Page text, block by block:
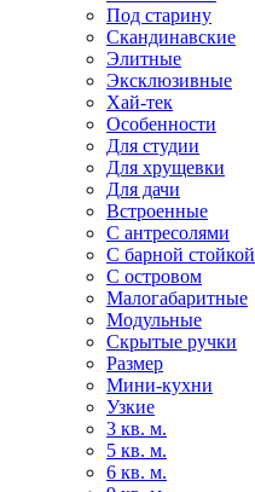
Под старину
Скандинавские
Элитные
Эксклюзивные
Хай-тек
Особенности
Для студии
Для хрущевки
Для дачи
Встроенные
С антресолями
С барной стойкой
С островом
Малогабаритные
Модульные
Скрытые ручки
Размер
Мини-кухни
Узкие
3 кв. м.
5 кв. м.
6 кв. м.